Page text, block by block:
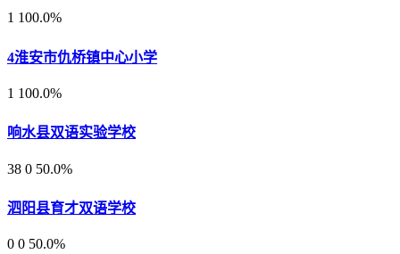
1 100.0%
4淮安市仇桥镇中心小学
1 100.0%
响水县双语实验学校
38 0 50.0%
泗阳县育才双语学校
0 0 50.0%